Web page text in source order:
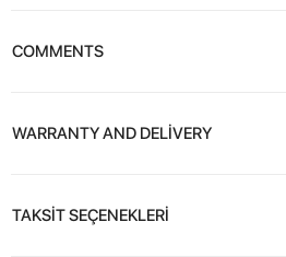
COMMENTS
WARRANTY AND DELİVERY
TAKSİT SEÇENEKLERİ